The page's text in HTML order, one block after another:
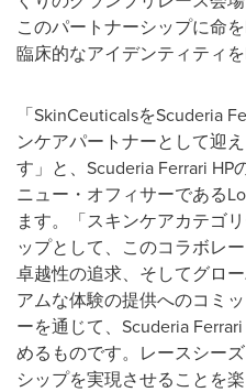
このパートナーシップに命
臨床的なアイデンティティを
「SkinCeuticalsをScuderia
ンケアパートナーとして迎
す」と、Scuderia Ferrari
ニュー・オフィサーである
ます。「スキンケアカテゴ
ップとして、このコラボレ
卓越性の追求、そしてグロ
アムな体験の提供へのコミ
ーを通じて、Scuderia
めるものです。レースシー
シップを実現させることを